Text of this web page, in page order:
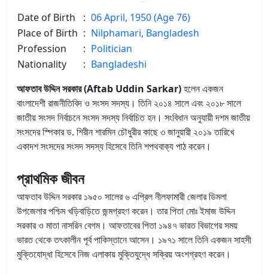
Date of Birth
: 06 April, 1950 (Age 76)
Place of Birth : Nilphamari, Bangladesh
Profession
: Politician
Nationality
: Bangladeshi
আফতাব উদ্দিন সরকার (Aftab Uddin Sarkar)হলেন একজন
বাংলাদেশী রাজনীতিবিদ ও সংসদ সদস্য। তিনি ২০১৪ সালে এবং ২০১৮ সালে
জাতীয় সংসদ নির্বাচনে সংসদ সদস্য নির্বাচিত হন। সংবিধান অনুযায়ী দশম জাতীয়
সংসদের স্পিকার ড. শিরীন শারমিন চৌধুরীর কাছে ৩ জানুয়ারী ২০১৯ তারিখে
একাদশ সংসদের সংসদ সদস্য হিসেবে তিনি শপথবাক্য পাঠ করেন।
প্রাথমিক জীবন
আফতাব উদ্দিন সরকার ১৯৫০ সালের ৬ এপ্রিল নীলফামারী জেলার ডিমলা
উপজেলার পশ্চিম খড়িবাড়িতে জন্মগ্রহণ করেন। তার পিতা মোঃ ইমাজ উদ্দিন
সরকার ও মাতা নাসরিন বেগম। আফতাবের পিতা ১৯৪৭ ভারত বিভাগের সময়
ভারত থেকে তৎকালীন পূর্ব পাকিস্তানে আসেন। ১৯৭১ সালে তিনি একজন সাহসী
মুক্তিযোদ্ধা হিসেবে নিজ এলাকায় মুক্তিযুদ্ধে সক্রিয় অংশগ্রহণ করেন।